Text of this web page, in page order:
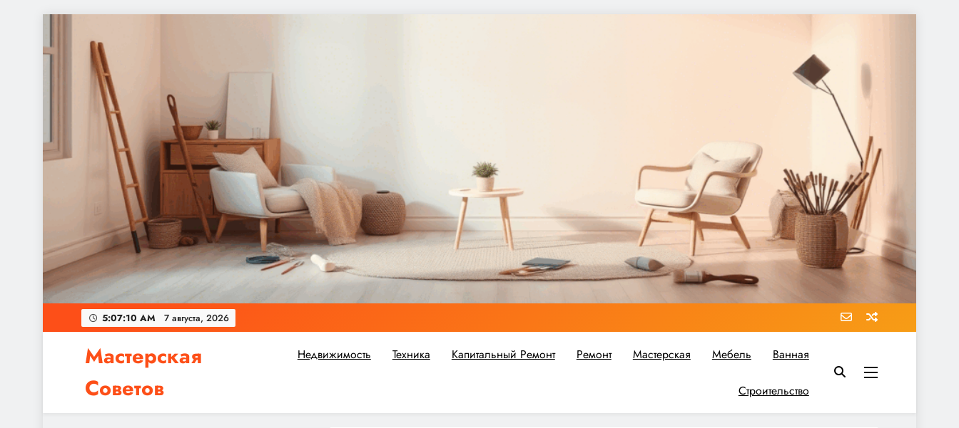
содержимому
5:07:10 AM 7 августа, 2026
Мастерская
Советов
Независимо от того, планируете ли вы небольшой ремонт или крупное строительство, в Мастерской Советов вы найдете все необходимое для реализации своих идей!
Недвижимость Техника Капитальный Ремонт Ремонт Мастерская Мебель Ванная
Строительство